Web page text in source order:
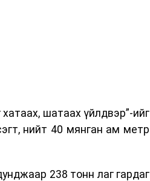
үйлчилгээг аюулгүй,
стандарт, сахилга
шатаах үйлдвэр”-ийг
нийт 40 мянган ам метр
238 тонн лаг гардаг